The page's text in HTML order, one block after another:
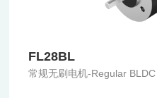
FL28BL
常规无刷电机-Regular